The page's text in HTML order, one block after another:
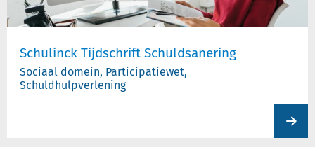
Schulinck Tijdschrift Schuldsanering
Sociaal domein, Participatiewet,
Schuldhulpverlening